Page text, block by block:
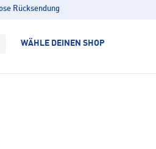
Rücksendung
WÄHLE DEINEN SHOP